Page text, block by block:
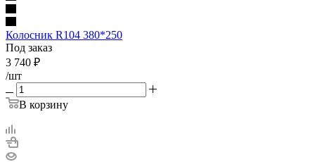
Колосник R104 380*250
Под заказ
3 740 ₽
/шт
В корзину